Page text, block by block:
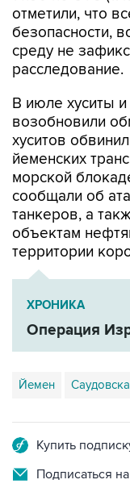
отметили, что
безопасности,
среду не
расследование.
В июле хуситы
возобновили
хуситов
йеменских
морской
сообщали об
танкеров, а
объектам
территории
ХРОНИКА
Операция
Йемен
Купить
Подписаться